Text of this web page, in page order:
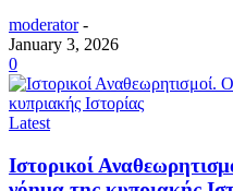
moderator -
January 3, 2026
0
Latest
Ιστορικοί